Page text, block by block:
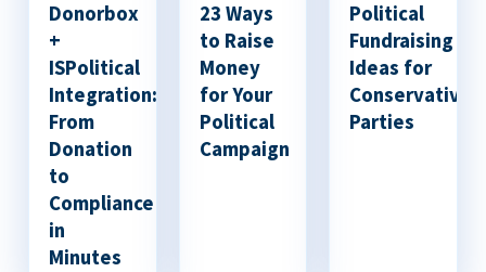
Donorbox
+
ISPolitical
Integration:
From
Donation
to
Compliance
in
Minutes
23 Ways
to Raise
Money
for Your
Political
Campaign
Political
Fundraising
Ideas for
Conservative
Parties